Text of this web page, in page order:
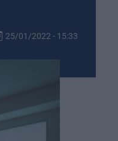
25/01/2022 - 15:33